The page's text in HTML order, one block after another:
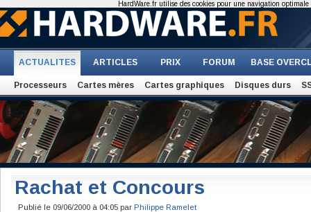
ACTUALITES ARTICLES PRIX FORUM BASE
Processeurs Cartes mères Cartes graphiques Disques durs
Rachat et Concours
Publié le 09/06/2000 à 04:05 par Philippe Ramelet
HardWare.fr utilise des cookies pour une navigation